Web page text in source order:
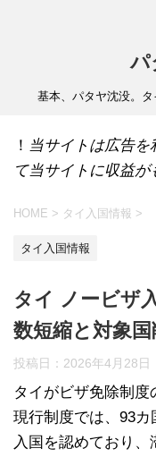
パ
基本、パタヤ沈没。タ
！ 当サイトは広告
て当サイトに収益が
HOME > タイ入国情報 >
タイ入国情報
タイ ノービザ
数短縮と対象国
投稿日： 2026年4月28日
タイがビザ免除制度
現行制度では、93
入国を認めており、